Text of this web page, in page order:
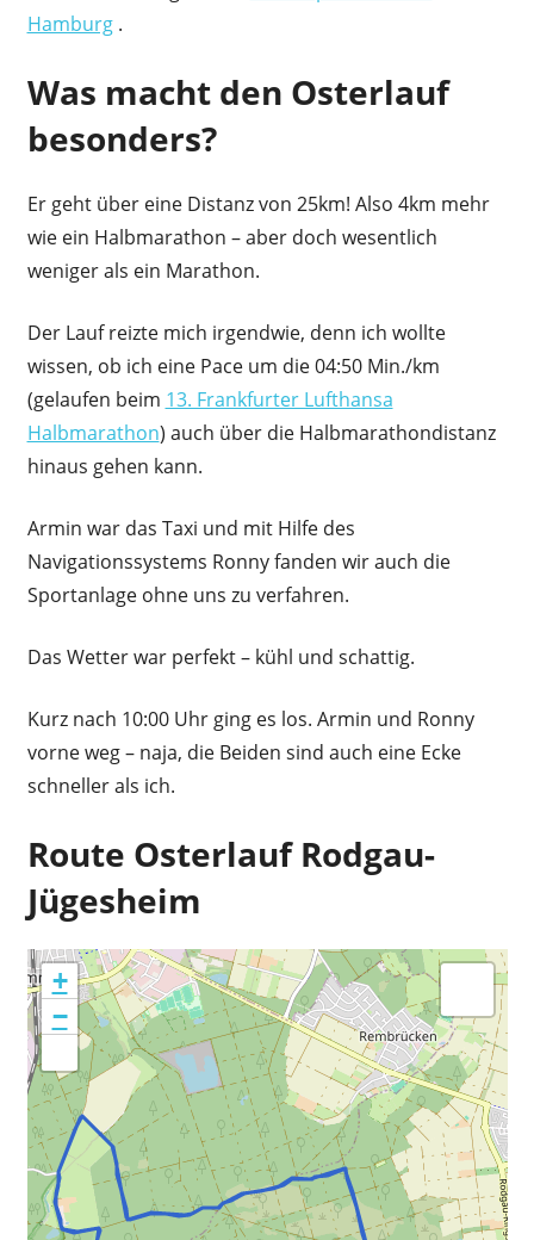
Hamburg.
Was macht den Osterlauf
besonders?
Er geht über eine Distanz von 25km! Also 4km mehr
wie ein Halbmarathon – aber doch wesentlich
weniger als ein Marathon.
Der Lauf reizte mich irgendwie, denn ich wollte
wissen, ob ich eine Pace um die 04:50 Min./km
(gelaufen beim 13. Frankfurter Lufthansa
Halbmarathon) auch über die Halbmarathondistanz
hinaus gehen kann.
Armin war das Taxi und mit Hilfe des
Navigationssystems Ronny fanden wir auch die
Sportanlage ohne uns zu verfahren.
Das Wetter war perfekt – kühl und schattig.
Kurz nach 10:00 Uhr ging es los. Armin und Ronny
vorne weg – naja, die Beiden sind auch eine Ecke
schneller als ich.
Route Osterlauf Rodgau-
Jügesheim
+
−